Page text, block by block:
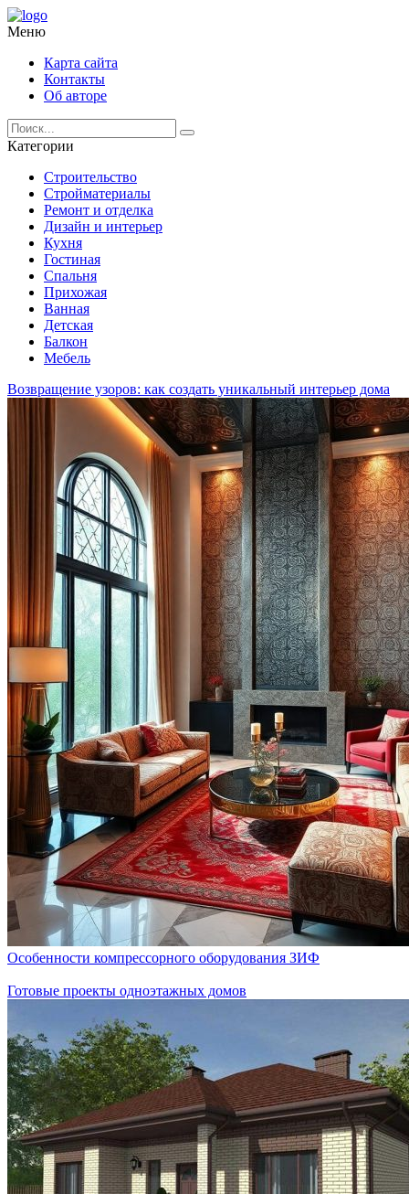
Меню
Карта сайта
Контакты
Об авторе
Категории
Строительство
Стройматериалы
Ремонт и отделка
Дизайн и интерьер
Кухня
Гостиная
Спальня
Прихожая
Ванная
Детская
Балкон
Мебель
Возвращение узоров: как создать уникальный интерьер дома
Особенности компрессорного оборудования ЗИФ
Готовые проекты одноэтажных домов